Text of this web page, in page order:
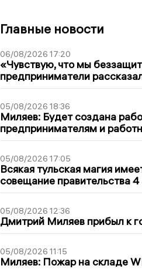
Главные новости
06/08/2026 17:20
«Чувствую, что мы
предприниматели
05/08/2026 18:36
Миляев: Будет создана
предпринимателям и
05/08/2026 17:05
Всякая тульская магия
совещание правительства 4
05/08/2026 12:36
Дмитрий Миляев прибыл к
05/08/2026 11:15
Миляев: Пожар на складе